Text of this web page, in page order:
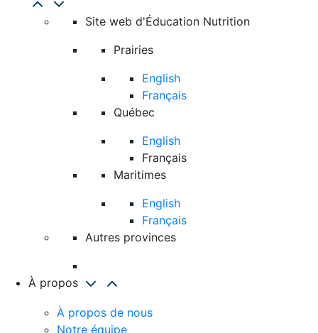
Site web d'Éducation Nutrition
Prairies
English
Français
Québec
English
Français
Maritimes
English
Français
Autres provinces
À propos
À propos de nous
Notre équipe